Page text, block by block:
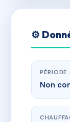
⚙️
Non